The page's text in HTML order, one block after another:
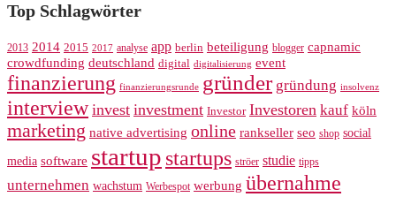
Top Schlagwörter
2013 2014 2015 2017 analyse app berlin beteiligung blogger capnamic
crowdfunding deutschland digital digitalisierung event
finanzierung finanzierungsrunde gründer gründung insolvenz
interview invest investment Investor Investoren kauf köln
marketing native advertising online rankseller seo shop social
media software startup startups ströer studie tipps
unternehmen wachstum Werbespot werbung übernahme